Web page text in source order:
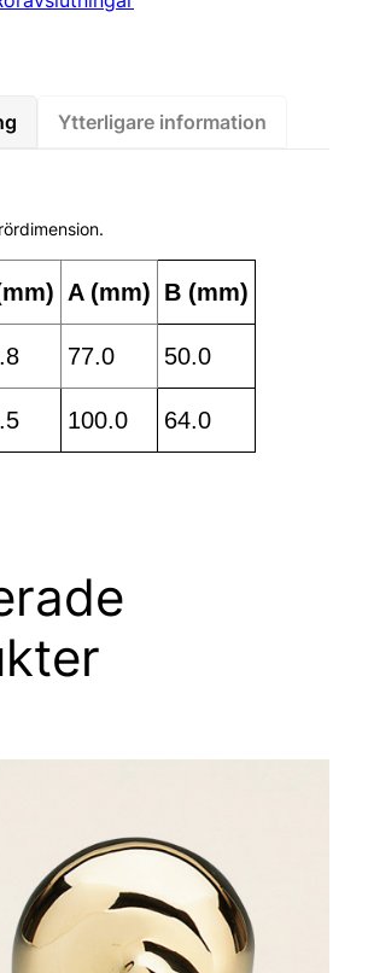
Ytterligare information
A (mm) B (mm)
77.0 50.0
100.0 64.0